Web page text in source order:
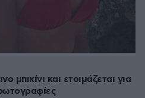
μπικίνι και ετοιμάζεται για